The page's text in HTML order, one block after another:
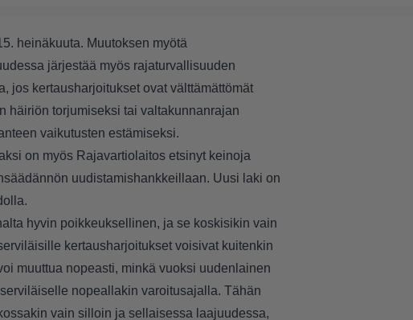
heinäkuuta. Muutoksen myötä
järjestää myös rajaturvallisuuden
jos kertausharjoitukset ovat välttämättömät
häiriön torjumiseksi tai valtakunnanrajan
vaikutusten estämiseksi.
on myös Rajavartiolaitos etsinyt keinoja
uudistamishankkeillaan. Uusi laki on
hyvin poikkeuksellinen, ja se koskisikin vain
kertausharjoitukset voisivat kuitenkin
muuttua nopeasti, minkä vuoksi uudenlainen
nopeallakin varoitusajalla. Tähän
vain silloin ja sellaisessa laajuudessa,